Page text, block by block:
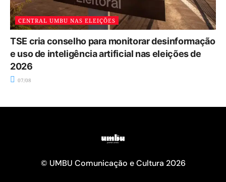
CENTRAL UMBU NAS ELEIÇÕES
TSE cria conselho para monitorar desinformação
e uso de inteligência artificial nas eleições de
2026
07/08
© UMBU Comunicação e Cultura 2026